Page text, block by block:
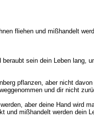
fliehen und mißhandelt
sein dein Leben lang,
pflanzen, aber nicht
und dir nicht
aber deine Hand wird
und mißhandelt werden dein